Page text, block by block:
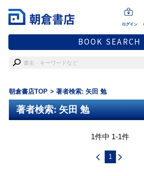
ログイン
BOOK SEARCH
朝倉書店TOP 著者検索: 矢田 勉
著者検索: 矢田 勉
1件中 1-1件
1